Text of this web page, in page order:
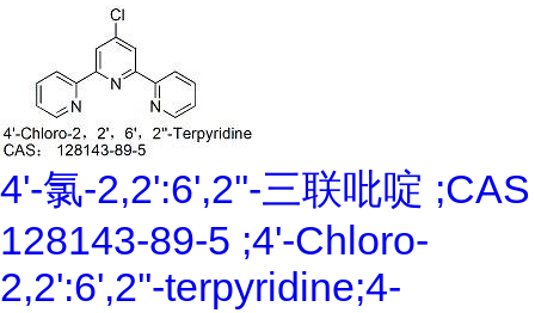
4'-氯-2,2':6',2''-三联吡啶 ;CAS
128143-89-5 ;4'-Chloro-
2,2':6',2''-terpyridine;4-